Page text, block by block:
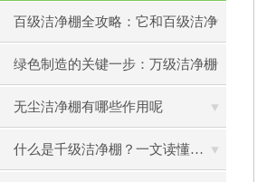
百级洁净棚全攻略：它和百级洁净
室到底有什么区别？
绿色制造的关键一步：万级洁净棚
助力环保型半导体产业发展
无尘洁净棚有哪些作用呢
什么是千级洁净棚？一文读懂其结构特点与局部净化优势